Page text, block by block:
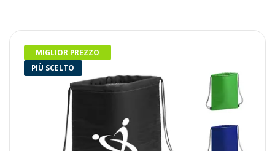
MIGLIOR PREZZO
PIÙ SCELTO